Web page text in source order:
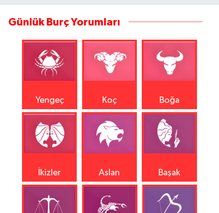
Günlük Burç Yorumları
Yengeç Koç Boğa
İkizler Aslan Başak